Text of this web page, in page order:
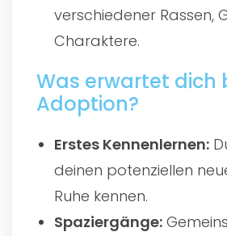
verschiedener Rassen,
Charaktere.
Was erwartet dich
Adoption?
Erstes Kennenlernen:
deinen potenziellen
Ruhe kennen.
Spaziergänge: